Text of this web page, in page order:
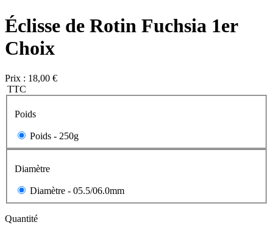
Éclisse de Rotin Fuchsia 1er
Choix
Prix : 18,00 €
TTC
Poids
Poids - 250g
Diamètre
Diamètre - 05.5/06.0mm
Quantité